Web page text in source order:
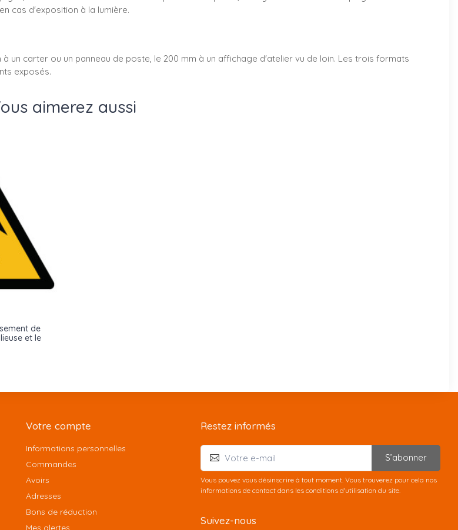
cas d'exposition à la lumière.
un carter ou un panneau de poste, le 200 mm à un affichage d'atelier vu de loin. Les trois formats
exposés.
aimerez aussi
de
et le
Votre compte
Informations personnelles
Commandes
Avoirs
Adresses
Bons de réduction
Mes alertes
Restez informés
S’abonner
Vous pouvez vous désinscrire à tout moment. Vous trouverez pour cela nos
informations de contact dans les conditions d'utilisation du site.
Suivez-nous